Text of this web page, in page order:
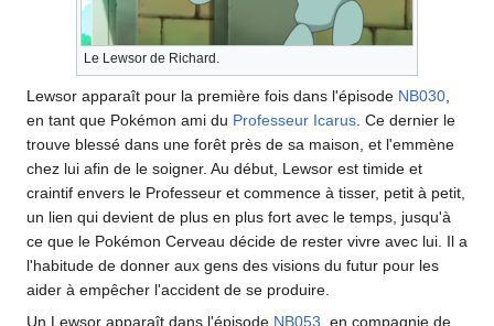
Le Lewsor de Richard.
Lewsor apparaît pour la première fois dans l'épisode NB030,
en tant que Pokémon ami du Professeur Icarus. Ce dernier le
trouve blessé dans une forêt près de sa maison, et l'emmène
chez lui afin de le soigner. Au début, Lewsor est timide et
craintif envers le Professeur et commence à tisser, petit à petit,
un lien qui devient de plus en plus fort avec le temps, jusqu'à
ce que le Pokémon Cerveau décide de rester vivre avec lui. Il a
l'habitude de donner aux gens des visions du futur pour les
aider à empêcher l'accident de se produire.
Un Lewsor apparaît dans l'épisode NB053, en compagnie de